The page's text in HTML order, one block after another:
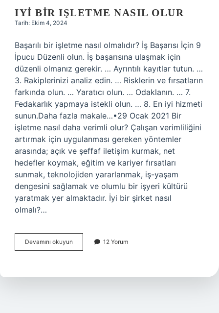
IYI BIR IŞLETME NASIL OLUR
Tarih: Ekim 4, 2024
Başarılı bir işletme nasıl olmalıdır? İş Başarısı İçin 9
İpucu Düzenli olun. İş başarısına ulaşmak için
düzenli olmanız gerekir. … Ayrıntılı kayıtlar tutun. …
3. Rakiplerinizi analiz edin. … Risklerin ve fırsatların
farkında olun. … Yaratıcı olun. … Odaklanın. … 7.
Fedakarlık yapmaya istekli olun. … 8. En iyi hizmeti
sunun.Daha fazla makale…•29 Ocak 2021 Bir
işletme nasıl daha verimli olur? Çalışan verimliliğini
artırmak için uygulanması gereken yöntemler
arasında; açık ve şeffaf iletişim kurmak, net
hedefler koymak, eğitim ve kariyer fırsatları
sunmak, teknolojiden yararlanmak, iş-yaşam
dengesini sağlamak ve olumlu bir işyeri kültürü
yaratmak yer almaktadır. İyi bir şirket nasıl
olmalı?…
Devamını okuyun
Bir
Olur
12 Yorum